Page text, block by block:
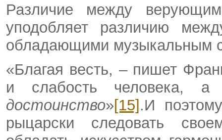
Различие между
уподобляет различию
обладающими музыкальным
«Благая весть, – пишет
и слабость человека,
достоинство»[15].И
рыцарски следовать